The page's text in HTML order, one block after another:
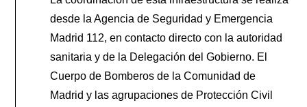
desde la Agencia de Seguridad y Emergencia
Madrid 112, en contacto directo con la autoridad
sanitaria y de la Delegación del Gobierno. El
Cuerpo de Bomberos de la Comunidad de
Madrid y las agrupaciones de Protección Civil